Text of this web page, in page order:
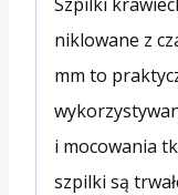
niklowane z
mm to
i mocowania
szpilki są